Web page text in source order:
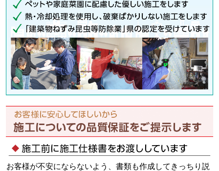
お客様が不安にならないよう、書類も作成してきっちり説